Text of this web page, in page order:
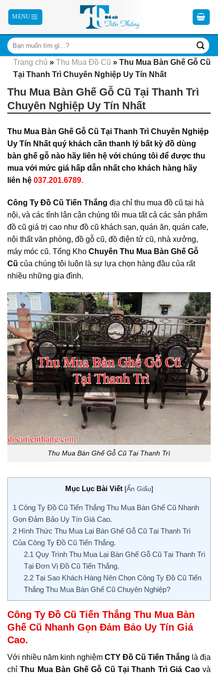
Trang chủ » Thu Mua Đồ Cũ » Thu Mua Bàn Ghế Gỗ Cũ
Tại Thanh Trì Chuyên Nghiệp Uy Tín Nhất
Thu Mua Bàn Ghế Gỗ Cũ Tại Thanh Trì
Chuyên Nghiệp Uy Tín Nhất
Thu Mua Bàn Ghế Gỗ Cũ Tại Thanh Trì Chuyên Nghiệp
Uy Tín Nhất quý khách cần thanh lý bất kỳ đồ dùng
bàn ghế gỗ nào hãy liên hệ với chúng tôi để được thu
mua với mức giá hấp dẫn nhất cho khách hàng hãy
liên hệ 037.201.6789.
Công Ty Đồ Cũ Tiến Thắng địa chỉ thu mua đồ cũ tại hà
nội, và các tỉnh lân cận chúng tôi mua tất cả các sản phẩm
đồ cũ giá trị cao như đồ cũ khách sạn, quán ăn, quán cafe,
nội thất văn phòng, đồ gỗ cũ, đồ điện tử cũ, nhà xưởng,
máy móc cũ. Tổng Kho Chuyên Thu Mua Bàn Ghế Gỗ
Cũ của chúng tôi luôn là sự lựa chọn hàng đầu của rất
nhiều những gia đình.
Thu Mua Bàn Ghế Gỗ Cũ Tại Thanh Trì
Mục Lục Bài Viết [Ẩn Giấu]
1 Công Ty Đồ Cũ Tiến Thắng Thu Mua Bàn Ghế Cũ Nhanh
Gọn Đảm Bảo Uy Tín Giá Cao.
2 Hình Thức Thu Mua Lại Bàn Ghế Gỗ Cũ Tại Thanh Trì
Của Công Ty Đồ Cũ Tiến Thắng.
2.1 Quy Trình Thu Mua Lại Bàn Ghế Gỗ Cũ Tại Thanh Trì
Tại Đơn Vị Đồ Cũ Tiến Thắng.
2.2Tại Sao Khách Hàng Nên Chọn Công Ty Đồ Cũ Tiến
Thắng Thu Mua Bàn Ghế Cũ Chuyên Nghiệp?
Công Ty Đồ Cũ Tiến Thắng Thu Mua Bàn
Ghế Cũ Nhanh Gọn Đảm Bảo Uy Tín Giá
Cao.
Với nhiều năm kinh nghiệm CTY Đồ Cũ Tiến Thắng là địa
chỉ Thu Mua Bàn Ghế Gỗ Cũ Tại Thanh Trì Giá Caovà